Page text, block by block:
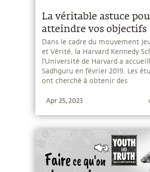
La véritable astuce
atteindre vos objectifs
Dans le cadre du mouvement
et Vérité, la Harvard Kennedy
l'Université de Harvard a
Sadhguru en février 2019. Les
ont cherché à obtenir des
de sujets auprès de Sadhguru.
Krishna qui souligne
impliqué dans le processus de
Apr 25, 2023